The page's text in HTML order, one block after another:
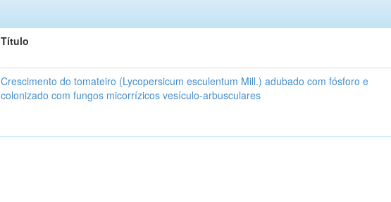
Título
Crescimento do tomateiro (Lycopersicum esculentum Mill.) adubado com fósforo e
colonizado com fungos micorrízicos vesículo-arbusculares